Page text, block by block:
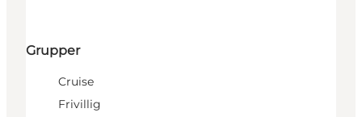
Grupper
Cruise
Frivillig